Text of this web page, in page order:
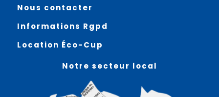
Nous contacter
Informations Rgpd
Location Éco-Cup
Notre secteur local